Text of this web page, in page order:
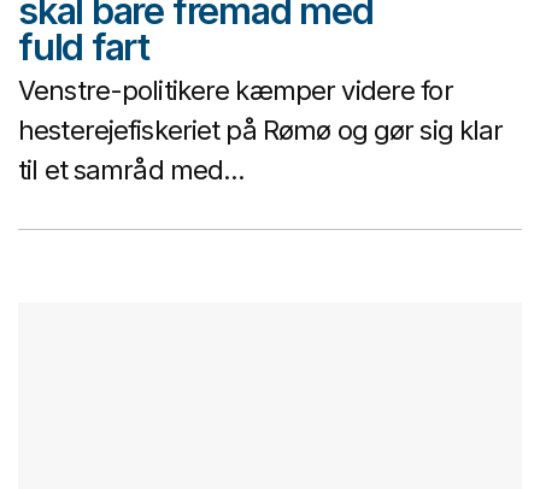
skal bare fremad med
fuld fart
Venstre-politikere kæmper videre for
hesterejefiskeriet på Rømø og gør sig klar
til et samråd med...